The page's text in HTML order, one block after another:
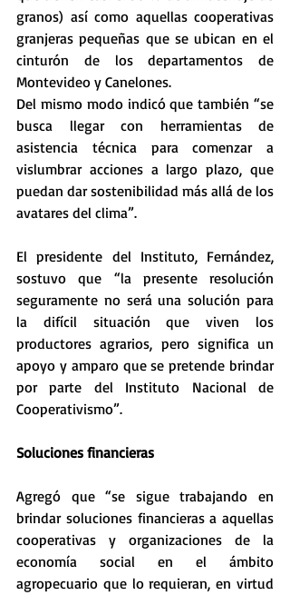
granos) así como aquellas cooperativas
granjeras pequeñas que se ubican en el
cinturón de los departamentos de
Montevideo y Canelones.
Del mismo modo indicó que también “se
busca llegar con herramientas de
asistencia técnica para comenzar a
vislumbrar acciones a largo plazo, que
puedan dar sostenibilidad más allá de los
avatares del clima”.
El presidente del Instituto, Fernández,
sostuvo que “la presente resolución
seguramente no será una solución para
la difícil situación que viven los
productores agrarios, pero significa un
apoyo y amparo que se pretende brindar
por parte del Instituto Nacional de
Cooperativismo”.
Soluciones financieras
Agregó que “se sigue trabajando en
brindar soluciones financieras a aquellas
cooperativas y organizaciones de la
economía social en el ámbito
agropecuario que lo requieran, en virtud